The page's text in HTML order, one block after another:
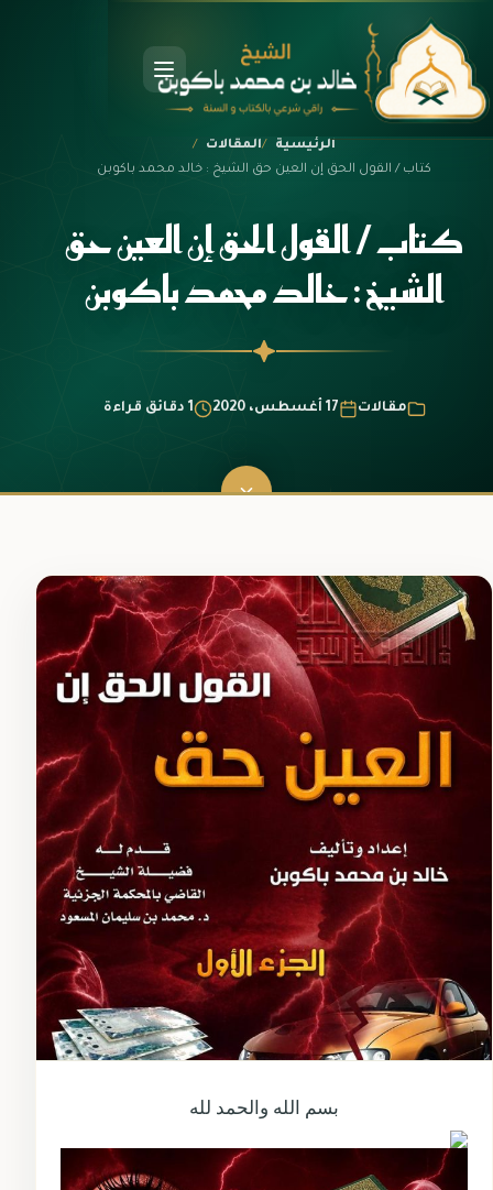
الرئيسية
من نحن
خدماتنا
الرئيسية
المقالات
كتاب / القول الحق إن العين حق الشيخ : خالد محمد باكوبن
كتاب / القول الحق إن العين حق
الشيخ : خالد محمد باكوبن
مقالات 17 أغسطس، 2020 1 دقائق قراءة
بسم الله والحمد لله